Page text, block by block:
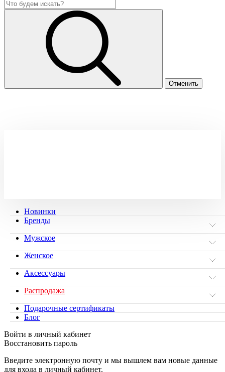
Новинки
Бренды
Мужское
Женское
Аксессуары
Распродажа
Подарочные сертификаты
Блог
Войти в личный кабинет
Восстановить пароль
Введите электронную почту и мы вышлем вам новые данные
для входа в личный кабинет.